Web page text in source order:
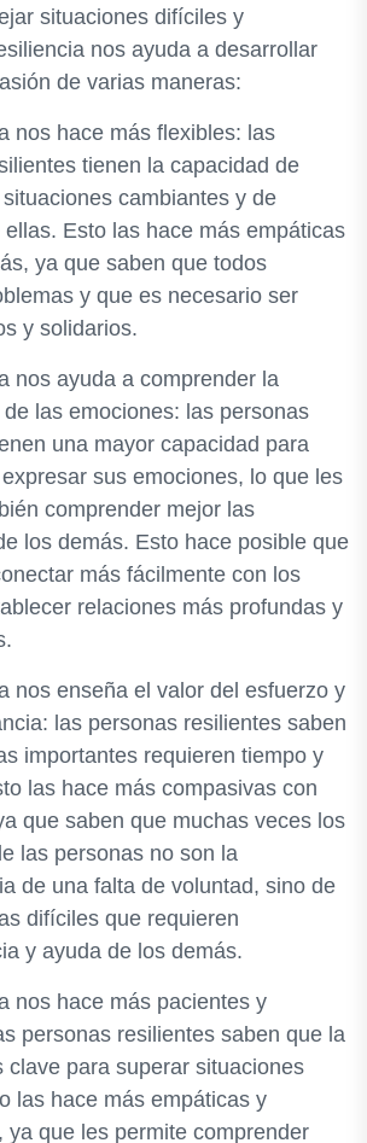
situaciones difíciles y
nos ayuda a desarrollar
de varias maneras:
nos hace más flexibles: las
tienen la capacidad de
cambiantes y de
Esto las hace más empáticas
ya que saben que todos
y que es necesario ser
y solidarios.
nos ayuda a comprender la
las emociones: las personas
una mayor capacidad para
sus emociones, lo que les
comprender mejor las
los demás. Esto hace posible que
más fácilmente con los
relaciones más profundas y
nos enseña el valor del esfuerzo y
las personas resilientes saben
importantes requieren tiempo y
las hace más compasivas con
que saben que muchas veces los
las personas no son la
de una falta de voluntad, sino de
difíciles que requieren
y ayuda de los demás.
nos hace más pacientes y
personas resilientes saben que la
clave para superar situaciones
las hace más empáticas y
ya que les permite comprender